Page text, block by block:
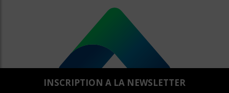
INSCRIPTION A LA NEWSLETTER